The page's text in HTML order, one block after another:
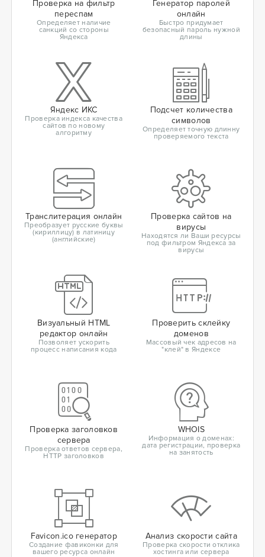
Проверка на фильтр
переспам
Определяет наличие
санкций со стороны
Яндекса
Генератор паролей
онлайн
Быстро придумает
безопасный пароль нужной
длины
Яндекс ИКС
Проверка индекса качества
сайтов по новому
алгоритму
Подсчет количества
символов
Определяет точную длинну
проверяемого текста
Транслитерация онлайн
Преобразует русские буквы
(кириллицу) в латиницу
(английские)
Проверка сайтов на
вирусы
Находятся ли Ваши ресурсы
под фильтром Яндекса за
вирусы
Визуальный HTML
редактор онлайн
Позволяет ускорить
процесс написания кода
Проверить склейку
доменов
Массовый чек адресов на
"клей" в Яндексе
Проверка заголовков
сервера
Проверка ответов сервера,
HTTP заголовков
WHOIS
Информация о доменах:
дата регистрации, проверка
на занятость
Favicon.ico генератор
Создание фавиконки для
вашего ресурса онлайн
Анализ скорости сайта
Проверка скорости отклика
хостинга или сервера